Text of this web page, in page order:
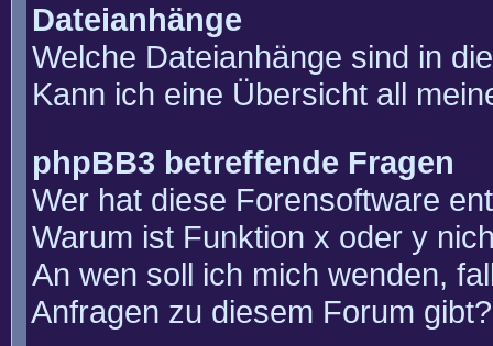
Dateianhänge
Welche Dateianhänge sind in
Kann ich eine Übersicht all
phpBB3 betreffende Fragen
Wer hat diese Forensoftware
Warum ist Funktion x oder y
An wen soll ich mich wenden,
Anfragen zu diesem Forum gibt?